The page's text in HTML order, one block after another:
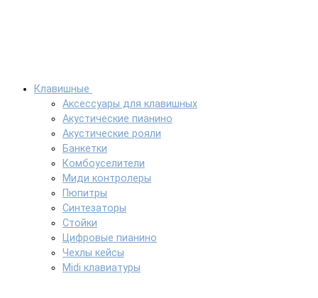
Клавишные
Аксессуары для клавишных
Акустические пианино
Акустические рояли
Банкетки
Комбоуселители
Миди контролеры
Пюпитры
Синтезаторы
Стойки
Цифровые пианино
Чехлы кейсы
Midi клавиатуры